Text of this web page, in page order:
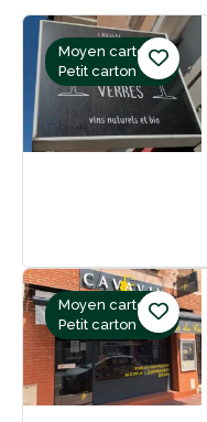
Moyen carton,
Petit carton
Moyen carton,
Petit carton